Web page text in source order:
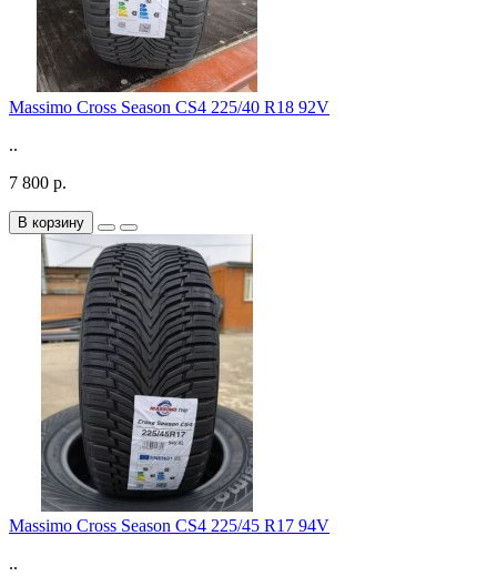
Massimo Cross Season CS4 225/40 R18 92V
..
7 800 р.
В корзину
Massimo Cross Season CS4 225/45 R17 94V
..